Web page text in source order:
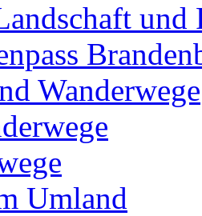
und
Wanderwege
Umland